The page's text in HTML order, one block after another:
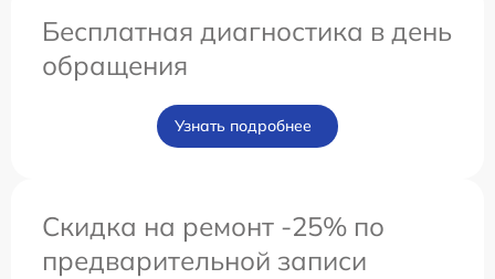
Бесплатная диагностика в день
обращения
Узнать подробнее
Скидка на ремонт -25% по
предварительной записи